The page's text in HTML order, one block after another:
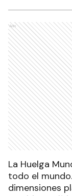
Ads
La Huelga
todo el
dimensiones